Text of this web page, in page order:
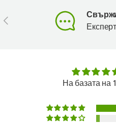
Предишен
На базата на